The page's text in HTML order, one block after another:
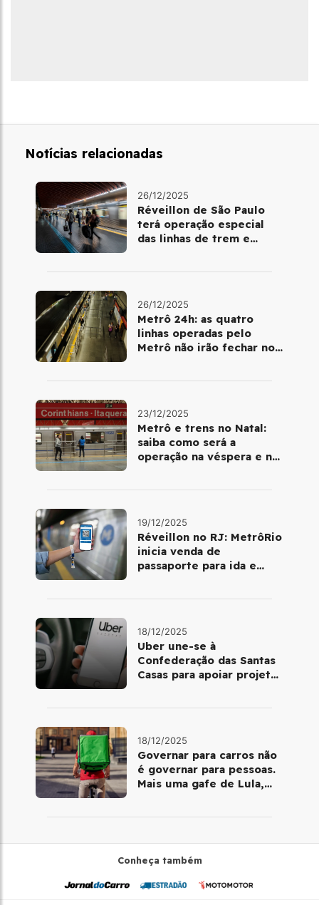
Notícias relacionadas
26/12/2025
Réveillon de São Paulo
terá operação especial
das linhas de trem e
26/12/2025
Metrô 24h: as quatro
linhas operadas pelo
Metrô não irão fechar no
23/12/2025
Metrô e trens no Natal:
saiba como será a
operação na véspera e no
19/12/2025
Réveillon no RJ: MetrôRio
inicia venda de
passaporte para ida e
18/12/2025
Uber une-se à
Confederação das Santas
Casas para apoiar projetos
18/12/2025
Governar para carros não
é governar para pessoas.
Mais uma gafe de Lula,
Conheça também